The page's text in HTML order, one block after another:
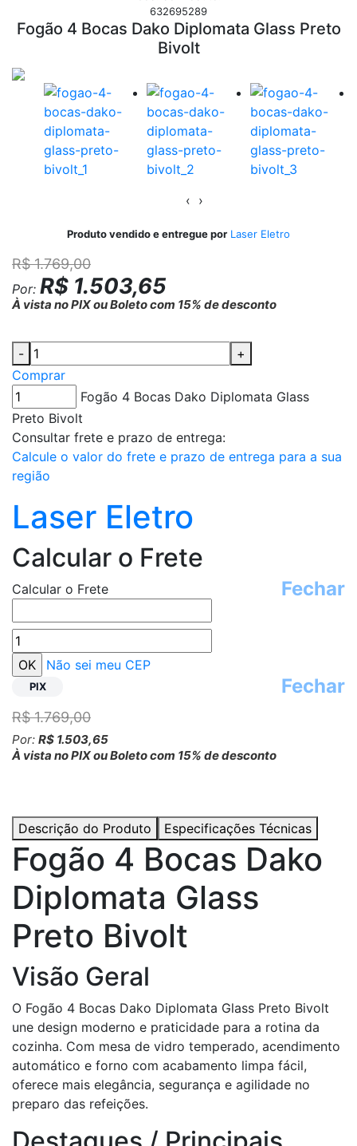
632695289
Fogão 4 Bocas Dako Diplomata Glass Preto
Bivolt
‹ ›
Produto vendido e entregue por Laser Eletro
Por: R$ 1.503,65
À vista no PIX ou Boleto com 15% de desconto
R$ 1.769,00
-
+
Comprar
Fogão 4 Bocas Dako Diplomata Glass
Preto Bivolt
Consultar frete e prazo de entrega:
Calcule o valor do frete e prazo de entrega para a sua
região
Laser Eletro
Calcular o Frete
Fechar
Calcular o Frete
Não sei meu CEP
Fechar
PIX
Por: R$ 1.503,65
À vista no PIX ou Boleto com 15% de desconto
R$ 1.769,00
Descrição do Produto Especificações Técnicas
Fogão 4 Bocas Dako
Diplomata Glass
Preto Bivolt
Visão Geral
O Fogão 4 Bocas Dako Diplomata Glass Preto Bivolt
une design moderno e praticidade para a rotina da
cozinha. Com mesa de vidro temperado, acendimento
automático e forno com acabamento limpa fácil,
oferece mais elegância, segurança e agilidade no
preparo das refeições.